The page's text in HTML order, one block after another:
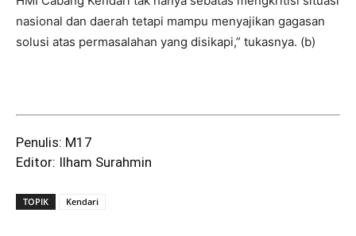
nasional dan daerah tetapi mampu menyajikan gagasan
solusi atas permasalahan yang disikapi,” tukasnya. (b)
Penulis: M17
Editor: Ilham Surahmin
TOPIK Kendari